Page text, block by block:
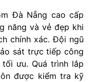
Đà Nẵng cao cấp
năng và vẻ đẹp khi
chính xác. Đội ngũ
sát trực tiếp công
ưu. Quá trình lắp
được kiểm tra kỹ